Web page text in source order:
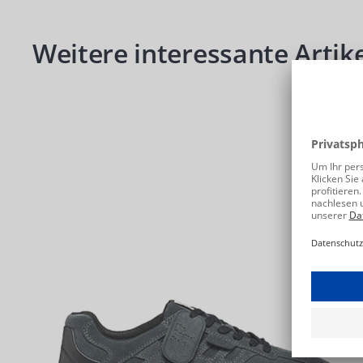
Produktgalerie überspringen
Weitere interessante